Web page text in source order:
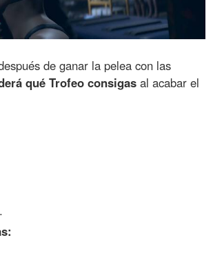
de ganar la pelea con las
qué Trofeo consigas al acabar el